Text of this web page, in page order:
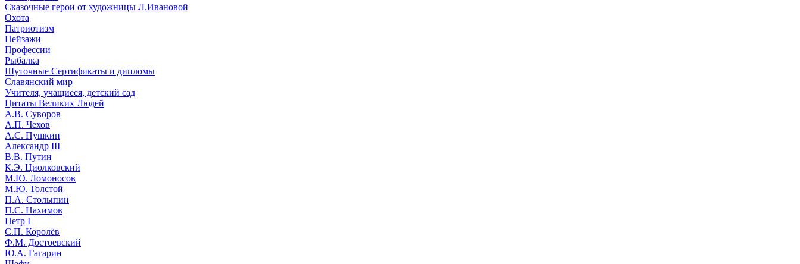
Сказочные герои от художницы Л.Ивановой
Охота
Патриотизм
Пейзажи
Профессии
Рыбалка
Шуточные Сертификаты и дипломы
Славянский мир
Учителя, учащиеся, детский сад
Цитаты Великих Людей
А.В. Суворов
А.П. Чехов
А.С. Пушкин
Александр III
В.В. Путин
К.Э. Циолковский
М.Ю. Ломоносов
М.Ю. Толстой
П.А. Столыпин
П.С. Нахимов
Петр I
С.П. Королёв
Ф.М. Достоевский
Ю.А. Гагарин